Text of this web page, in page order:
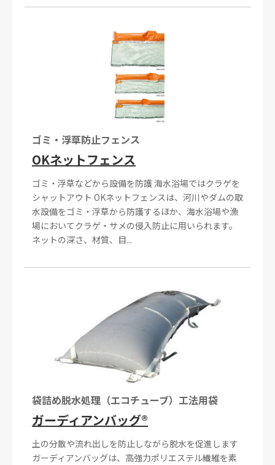
ゴミ・浮草防止フェンス
OKネットフェンス
ゴミ・浮草などから設備を防護 海水浴場ではクラゲを
シャットアウト OKネットフェンスは、河川やダムの取
水設備をゴミ・浮草から防護するほか、海水浴場や漁
場においてクラゲ・サメの侵入防止に用いられます。
ネットの深さ、材質、目...
袋詰め脱水処理（エコチューブ）工法用袋
ガーディアンバッグ®
土の分散や流れ出しを防止しながら脱水を促進します
ガーディアンバッグは、高強力ポリエステル繊維を素